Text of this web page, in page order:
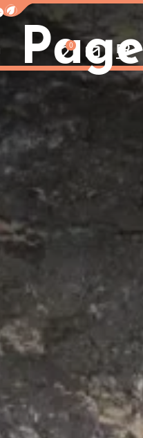
la barre de
Mes favoris
0
NousFR